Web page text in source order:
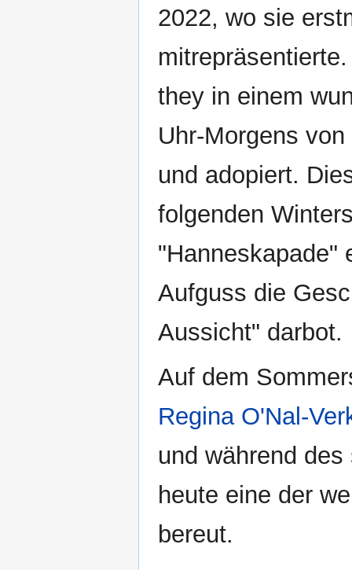
2022, wo sie
they in einem
Uhr-Morgens von
und adopiert.
folgenden
"Hanneskapade"
Aufguss die
Aussicht" darbot.
Auf dem
Regina O'Nal-
und während
heute eine der
bereut.